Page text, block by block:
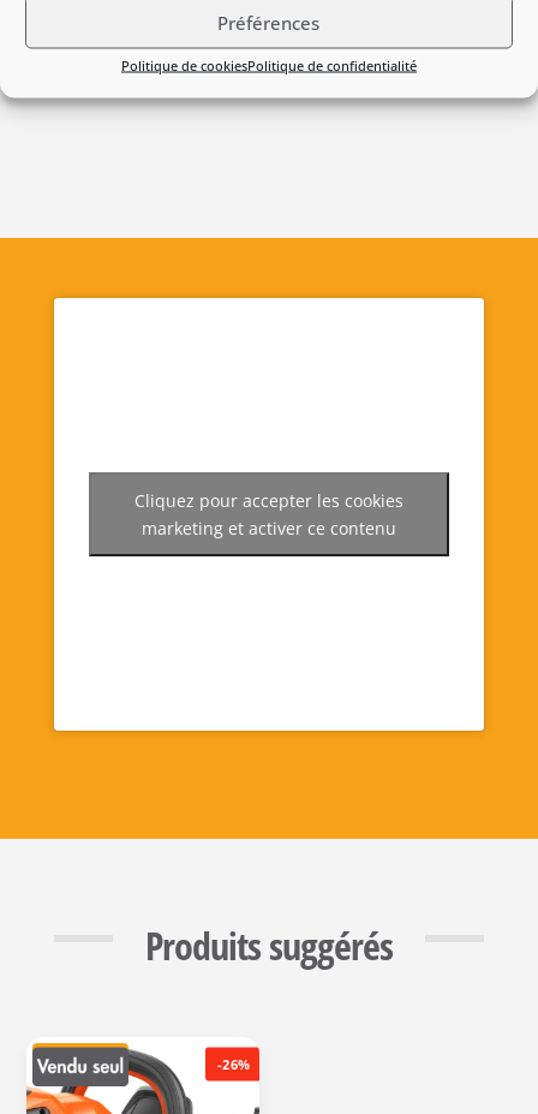
Préférences
Politique de cookiesPolitique de confidentialité
Téléchargez la notice d’emploi
Cliquez pour accepter les cookies
marketing et activer ce contenu
Produits suggérés
-26%